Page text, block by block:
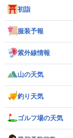
初詣
服装予報
紫外線情報
山の天気
釣り天気
ゴルフ場の天気